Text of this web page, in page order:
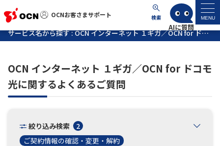
OCNお客さまサポート 検索 MENU
OCNお客さまサポート
マイページ
サポートトップ
よくあるご質問
サービス名から探す : OCN インターネット １ギガ／OCN for ドコモ光に関するよくあるご質問
OCN インターネット １ギガ／OCN for ドコモ
光に関するよくあるご質問
絞り込み検索
2
ご契約情報の確認・変更・解約